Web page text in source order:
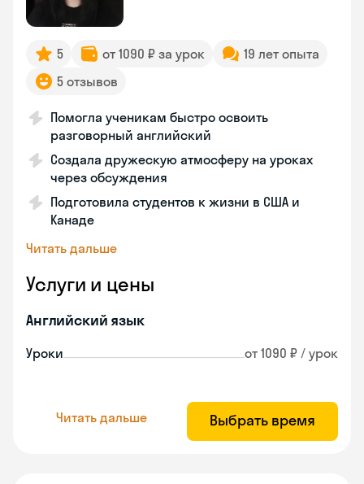
5 от 1090 ₽ за урок
19 лет опыта
5 отзывов
Помогла ученикам быстро освоить
разговорный английский
Создала дружескую атмосферу на уроках
через обсуждения
Подготовила студентов к жизни в США и
Канаде
Читать дальше
Услуги и цены
Английский язык
Уроки от 1090 ₽ / урок
Читать дальше Выбрать время